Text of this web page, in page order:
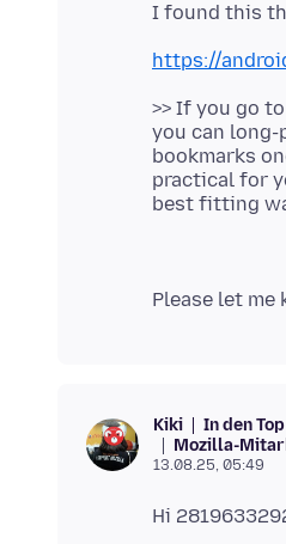
https://
>> If you go
you can
bookmarks
practical for
Kiki In den
Mozilla-
13.08.25, 05:49